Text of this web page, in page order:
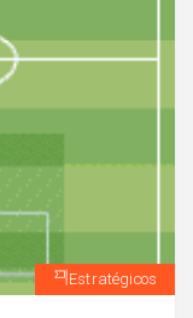
Estratégicos